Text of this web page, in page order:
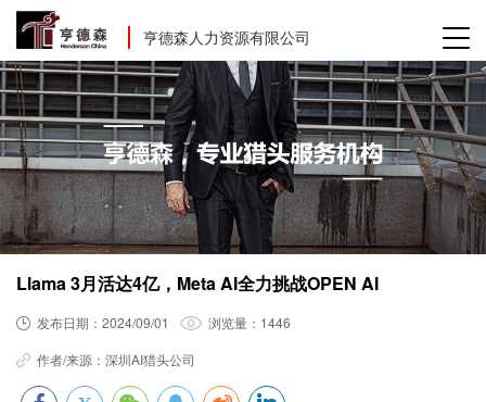
亨德森人力资源有限公司
Llama 3月活达4亿，Meta AI全力挑战OPEN AI
发布日期： 2024/09/01 浏览量： 1446
作者/来源： 深圳AI猎头公司